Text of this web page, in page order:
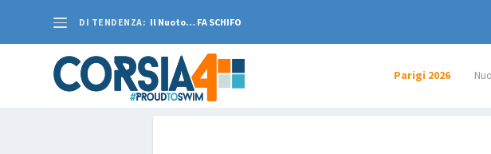
DI TENDENZA: Il Nuoto… FA SCHIFO
Parigi 2026